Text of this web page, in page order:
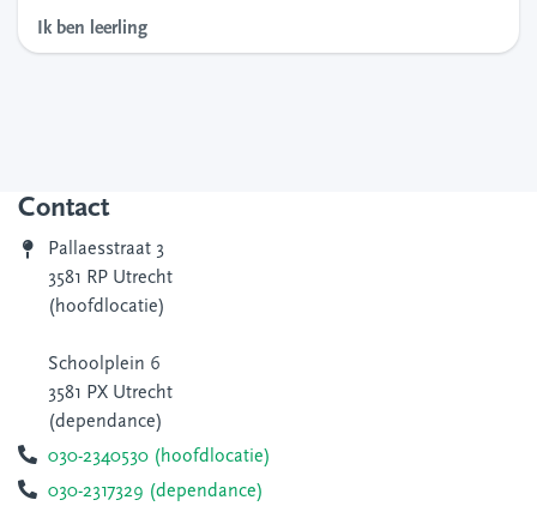
Ik ben leerling
Contact
Pallaesstraat 3
3581 RP Utrecht
(hoofdlocatie)
Schoolplein 6
3581 PX Utrecht
(dependance)
030-2340530 (hoofdlocatie)
030-2317329 (dependance)